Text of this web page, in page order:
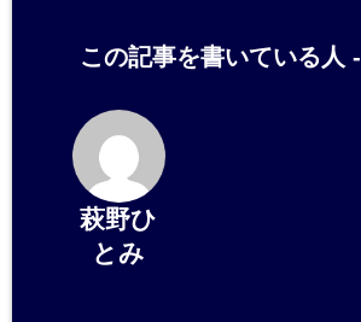
この記事を書いている人 -
萩野ひ
とみ